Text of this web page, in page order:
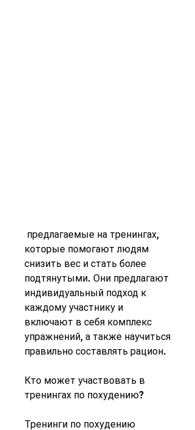
которые помогают людям
снизить вес и стать более
подтянутыми. Они предлагают
индивидуальный подход к
каждому участнику и
включают в себя комплекс
упражнений, а также научиться
правильно составлять рацион.
Кто может участвовать в
тренингах по похудению?
Тренинги по похудению